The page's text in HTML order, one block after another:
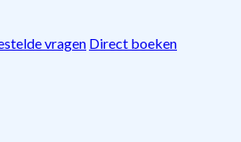
vragen Direct boeken